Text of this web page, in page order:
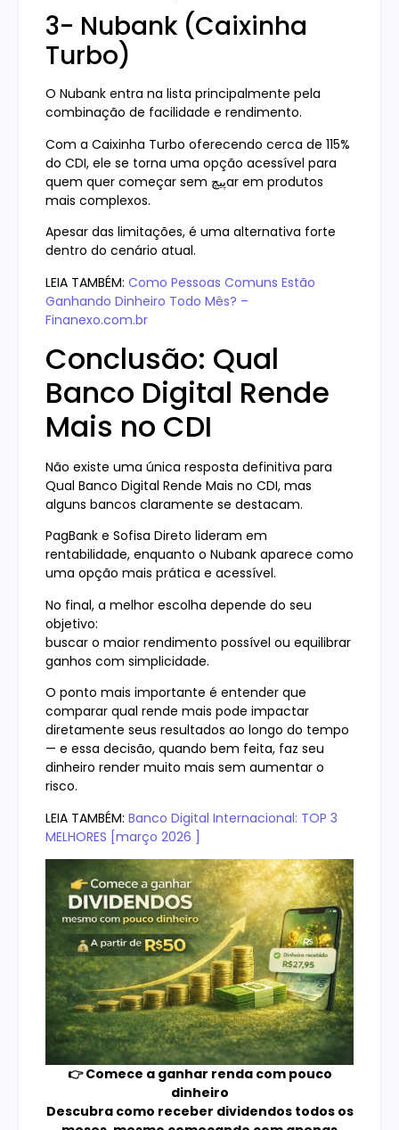
3- Nubank (Caixinha
Turbo)
O Nubank entra na lista principalmente pela
combinação de facilidade e rendimento.
Com a Caixinha Turbo oferecendo cerca de 115%
do CDI, ele se torna uma opção acessível para
quem quer começar sem پیچar em produtos
mais complexos.
Apesar das limitações, é uma alternativa forte
dentro do cenário atual.
LEIA TAMBÉM: Como Pessoas Comuns Estão
Ganhando Dinheiro Todo Mês? –
Finanexo.com.br
Conclusão: Qual
Banco Digital Rende
Mais no CDI
Não existe uma única resposta definitiva para
Qual Banco Digital Rende Mais no CDI, mas
alguns bancos claramente se destacam.
PagBank e Sofisa Direto lideram em
rentabilidade, enquanto o Nubank aparece como
uma opção mais prática e acessível.
No final, a melhor escolha depende do seu
objetivo:
buscar o maior rendimento possível ou equilibrar
ganhos com simplicidade.
O ponto mais importante é entender que
comparar qual rende mais pode impactar
diretamente seus resultados ao longo do tempo
— e essa decisão, quando bem feita, faz seu
dinheiro render muito mais sem aumentar o
risco.
LEIA TAMBÉM: Banco Digital Internacional: TOP 3
MELHORES [março 2026 ]
👉 Comece a ganhar renda com pouco
dinheiro
Descubra como receber dividendos todos os